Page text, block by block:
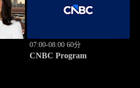
07:00-08:00 60分
CNBC Program